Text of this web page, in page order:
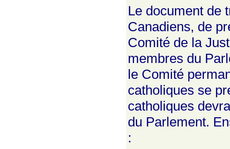
Le document de
Canadiens, de
Comité de la
membres du
le Comité
catholiques se
catholiques
du Parlement.
: